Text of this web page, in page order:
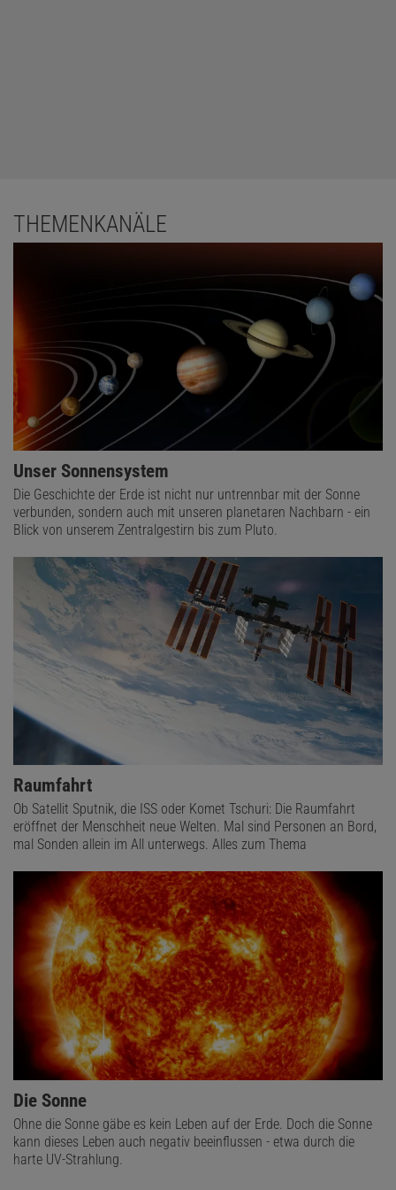
THEMENKANÄLE
Unser Sonnensystem
Die Geschichte der Erde ist nicht nur untrennbar mit der Sonne
verbunden, sondern auch mit unseren planetaren Nachbarn - ein
Blick von unserem Zentralgestirn bis zum Pluto.
Raumfahrt
Ob Satellit Sputnik, die ISS oder Komet Tschuri: Die Raumfahrt
eröffnet der Menschheit neue Welten. Mal sind Personen an Bord,
mal Sonden allein im All unterwegs. Alles zum Thema
Die Sonne
Ohne die Sonne gäbe es kein Leben auf der Erde. Doch die Sonne
kann dieses Leben auch negativ beeinflussen - etwa durch die
harte UV-Strahlung.